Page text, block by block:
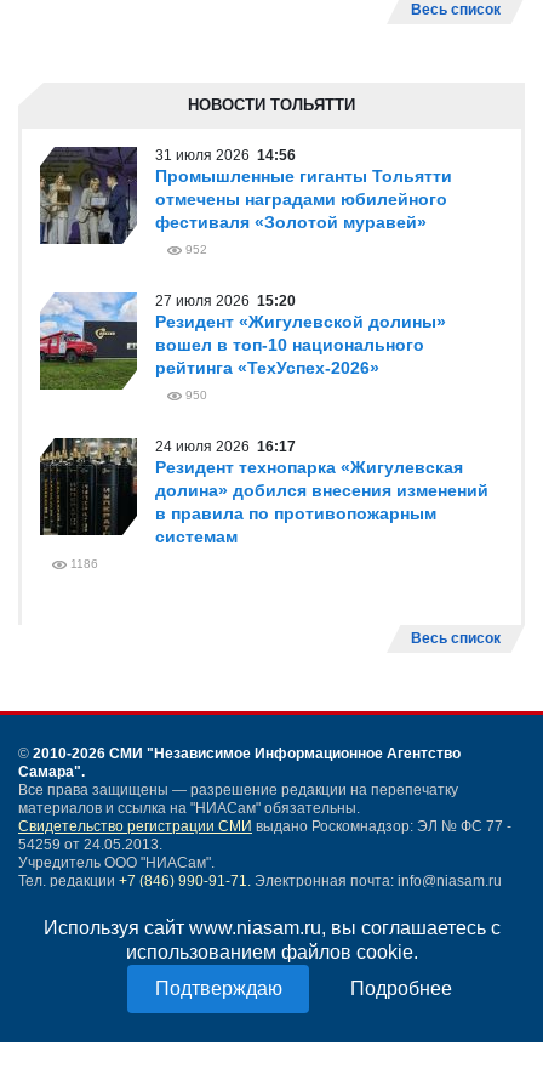
Используя сайт www.niasam.ru, вы соглашаетесь с
использованием файлов cookie.
Подробнее
Весь список
НОВОСТИ ТОЛЬЯТТИ
31 июля 2026 14:56
Промышленные гиганты Тольятти
отмечены наградами юбилейного
фестиваля «Золотой муравей»
952
27 июля 2026 15:20
Резидент «Жигулевской долины»
вошел в топ-10 национального
рейтинга «ТехУспех-2026»
950
24 июля 2026 16:17
Резидент технопарка «Жигулевская
долина» добился внесения изменений
в правила по противопожарным
системам
1186
Весь список
© 2010-2026 СМИ "Независимое Информационное Агентство
Самара".
Все права защищены — разрешение редакции на перепечатку
материалов и ссылка на "НИАСам" обязательны.
Свидетельство регистрации СМИ выдано Роскомнадзор: ЭЛ № ФС 77 -
54259 от 24.05.2013.
Учредитель ООО "НИАСам".
Тел. редакции +7 (846) 990-91-71. Электронная почта: info@niasam.ru
Написать письмо
Нашли ошибку?
Политика конфиденциальности
Согласие на обработку персональных данных
18+